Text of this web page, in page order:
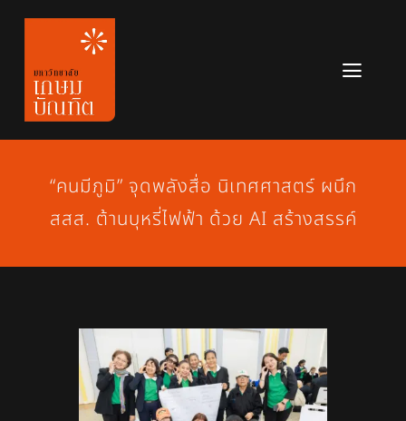
Skip
content
หลักสูตร
ข่าวสาร
เกี่ยวกับมหาวิทยาลัย
สมัครเรียน
“คนมีภูมิ” จุดพลังสื่อ นิเทศศาสตร์ ผนึก
สสส. ต้านบุหรี่ไฟฟ้า ด้วย AI สร้างสรรค์